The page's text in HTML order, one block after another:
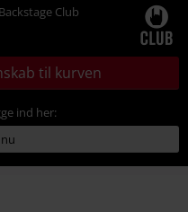
Club
til kurven
ind her: